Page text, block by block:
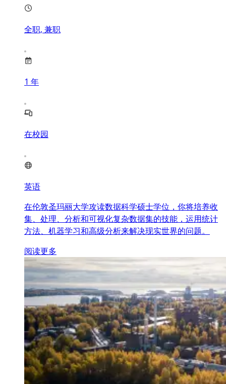
全职, 兼职
1 年
在校园
英语
在伦敦圣玛丽大学攻读数据科学硕士学位，你将培养收
集、处理、分析和可视化复杂数据集的技能，运用统计
方法、机器学习和高级分析来解决现实世界的问题。
阅读更多